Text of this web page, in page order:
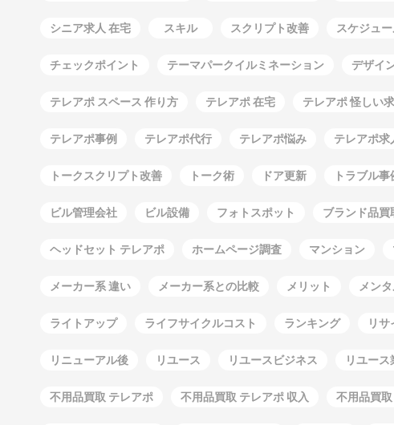
シニア求人 在宅 スキル スクリプト改善 スケジュ
チェックポイント テーマパークイルミネーション デザイ
テレアポ スペース 作り方 テレアポ 在宅 テレアポ 怪しい
テレアポ事例 テレアポ代行 テレアポ悩み テレアポ求
トークスクリプト改善 トーク術 ドア更新 トラブル事
ビル管理会社 ビル設備 フォトスポット ブランド品買
ヘッドセット テレアポ ホームページ調査 マンション
メーカー系 違い メーカー系との比較 メリット メン
ライトアップ ライフサイクルコスト ランキング リサ
リニューアル後 リユース リユースビジネス リユース
不用品買取 テレアポ 不用品買取 テレアポ 収入 不用品買